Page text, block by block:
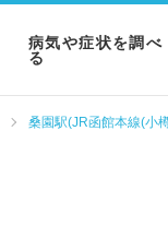
病気や症状を調べ
る
桑園駅(JR函館本線(小